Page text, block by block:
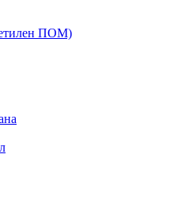
ПОМ)